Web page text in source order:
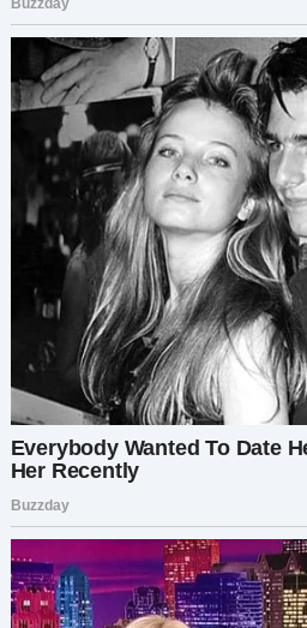
за этим представлением.
Затем была стирка.
поднять носок, он чуть не
из-за арбузного живота. С
упёрся в стену.
«Ну как, всё ещё уверен в
спросила я.
Уборка с пылесосом
путался в ногах, а сам он
мебель. К полудню он был
футболка, казалось, вот-
арбузном животе.
Из магазина он звонил
«Точно миндальное
вида петрушки? В чём
и ямсом?»
руки и громко вздыхая.
«Нам ещё ванную мыть», —
напомнила я.